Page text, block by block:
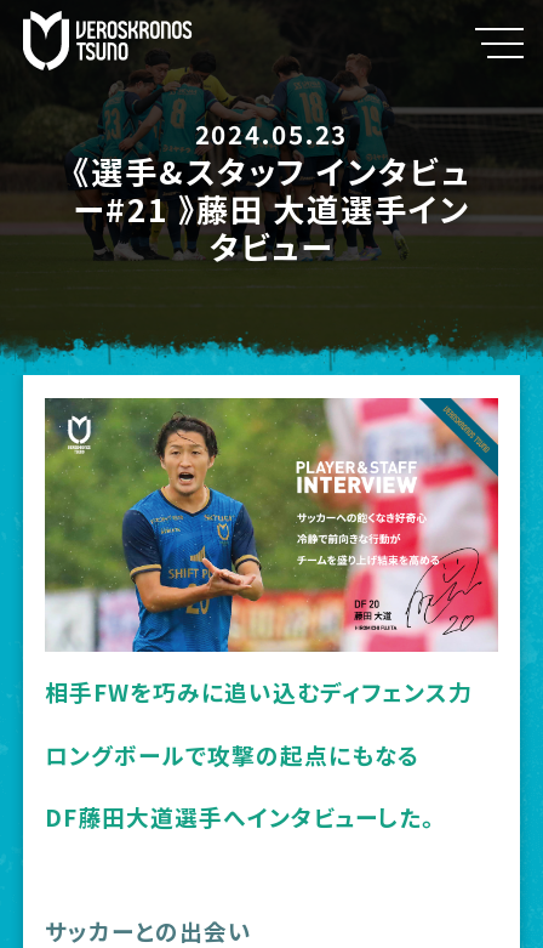
2024.05.23
《選手&スタッフ インタビュ
ー#21 》藤田 大道選手イン
タビュー
相手FWを巧みに追い込むディフェンス力
ロングボールで攻撃の起点にもなる
DF藤田大道選手へインタビューした。
サッカーとの出会い